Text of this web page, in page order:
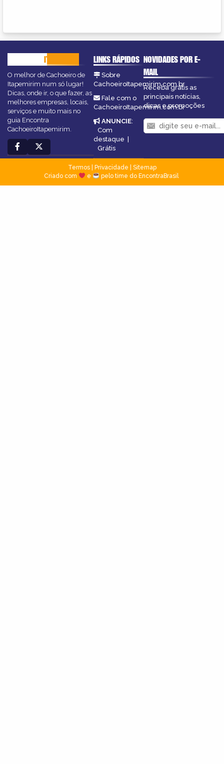
ITAPEMIRIM
O melhor de Cachoeiro de
Itapemirim num só lugar!
Dicas, onde ir, o que fazer, as
melhores empresas, locais,
serviços e muito mais no
guia Encontra
CachoeiroItapemirim.
LINKS RÁPIDOS
Sobre
CachoeiroItapemirim.com.br
Fale com o
CachoeiroItapemirim.com.br
ANUNCIE:
Com
destaque
Grátis
NOVIDADES POR E-
MAIL
Receba grátis as
principais notícias,
dicas e promoções
Termos| Privacidade
Sitemap
Criado com
e pelo time do EncontraBrasil